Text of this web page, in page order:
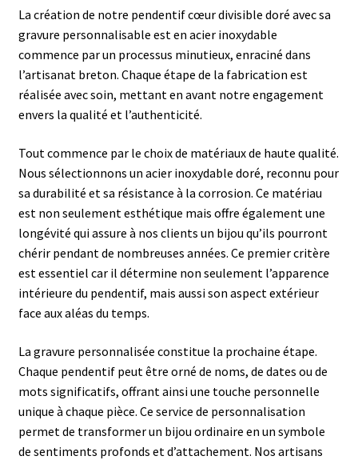
La création de notre pendentif cœur divisible doré avec sa
gravure personnalisable est en acier inoxydable
commence par un processus minutieux, enraciné dans
l’artisanat breton. Chaque étape de la fabrication est
réalisée avec soin, mettant en avant notre engagement
envers la qualité et l’authenticité.
Tout commence par le choix de matériaux de haute qualité.
Nous sélectionnons un acier inoxydable doré, reconnu pour
sa durabilité et sa résistance à la corrosion. Ce matériau
est non seulement esthétique mais offre également une
longévité qui assure à nos clients un bijou qu’ils pourront
chérir pendant de nombreuses années. Ce premier critère
est essentiel car il détermine non seulement l’apparence
intérieure du pendentif, mais aussi son aspect extérieur
face aux aléas du temps.
La gravure personnalisée constitue la prochaine étape.
Chaque pendentif peut être orné de noms, de dates ou de
mots significatifs, offrant ainsi une touche personnelle
unique à chaque pièce. Ce service de personnalisation
permet de transformer un bijou ordinaire en un symbole
de sentiments profonds et d’attachement. Nos artisans